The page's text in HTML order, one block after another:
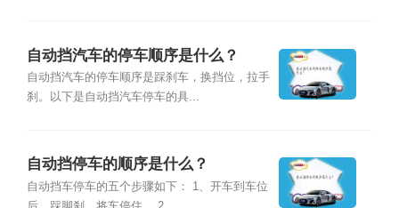
自动挡汽车的停车顺序是什么？
自动挡汽车的停车顺序是踩刹车，换挡位，拉手
刹。以下是自动挡汽车停车的具...
自动挡停车的顺序是什么？
自动挡车停车的五个步骤如下： 1、开车到车位